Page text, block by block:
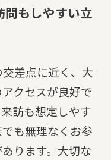
問もしやすい立
差点に近く、大
クセスが良好で
訪も想定しやす
も無理なくお参
ります。大切な